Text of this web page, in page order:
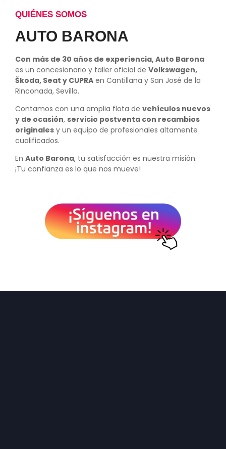
QUIÉNES SOMOS
AUTO BARONA
Con más de 30 años de experiencia, Auto Barona
es un concesionario y taller oficial de Volkswagen,
Škoda, Seat y CUPRA en Cantillana y San José de la
Rinconada, Sevilla.
Contamos con una amplia flota de vehículos nuevos
y de ocasión, servicio postventa con recambios
originales y un equipo de profesionales altamente
cualificados.
En Auto Barona, tu satisfacción es nuestra misión.
¡Tu confianza es lo que nos mueve!